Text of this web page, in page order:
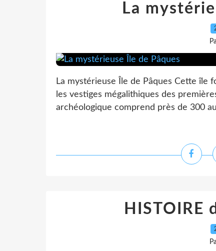
La
La mystérieuse Île de Pâques Cette île
les vestiges mégalithiques des
archéologique comprend près de 300
HISTOIRE